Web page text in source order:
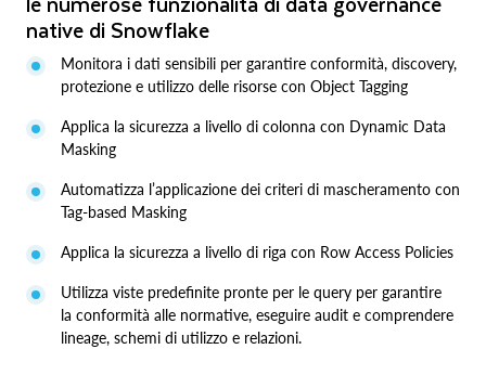
native di Snowflake
Monitora i dati sensibili per garantire conformità, discovery,
protezione e utilizzo delle risorse con Object Tagging
Applica la sicurezza a livello di colonna con Dynamic Data
Masking
Automatizza l’applicazione dei criteri di mascheramento con
Tag‑based Masking
Applica la sicurezza a livello di riga con Row Access Policies
Utilizza viste predefinite pronte per le query per garantire
la conformità alle normative, eseguire audit e comprendere
lineage, schemi di utilizzo e relazioni.